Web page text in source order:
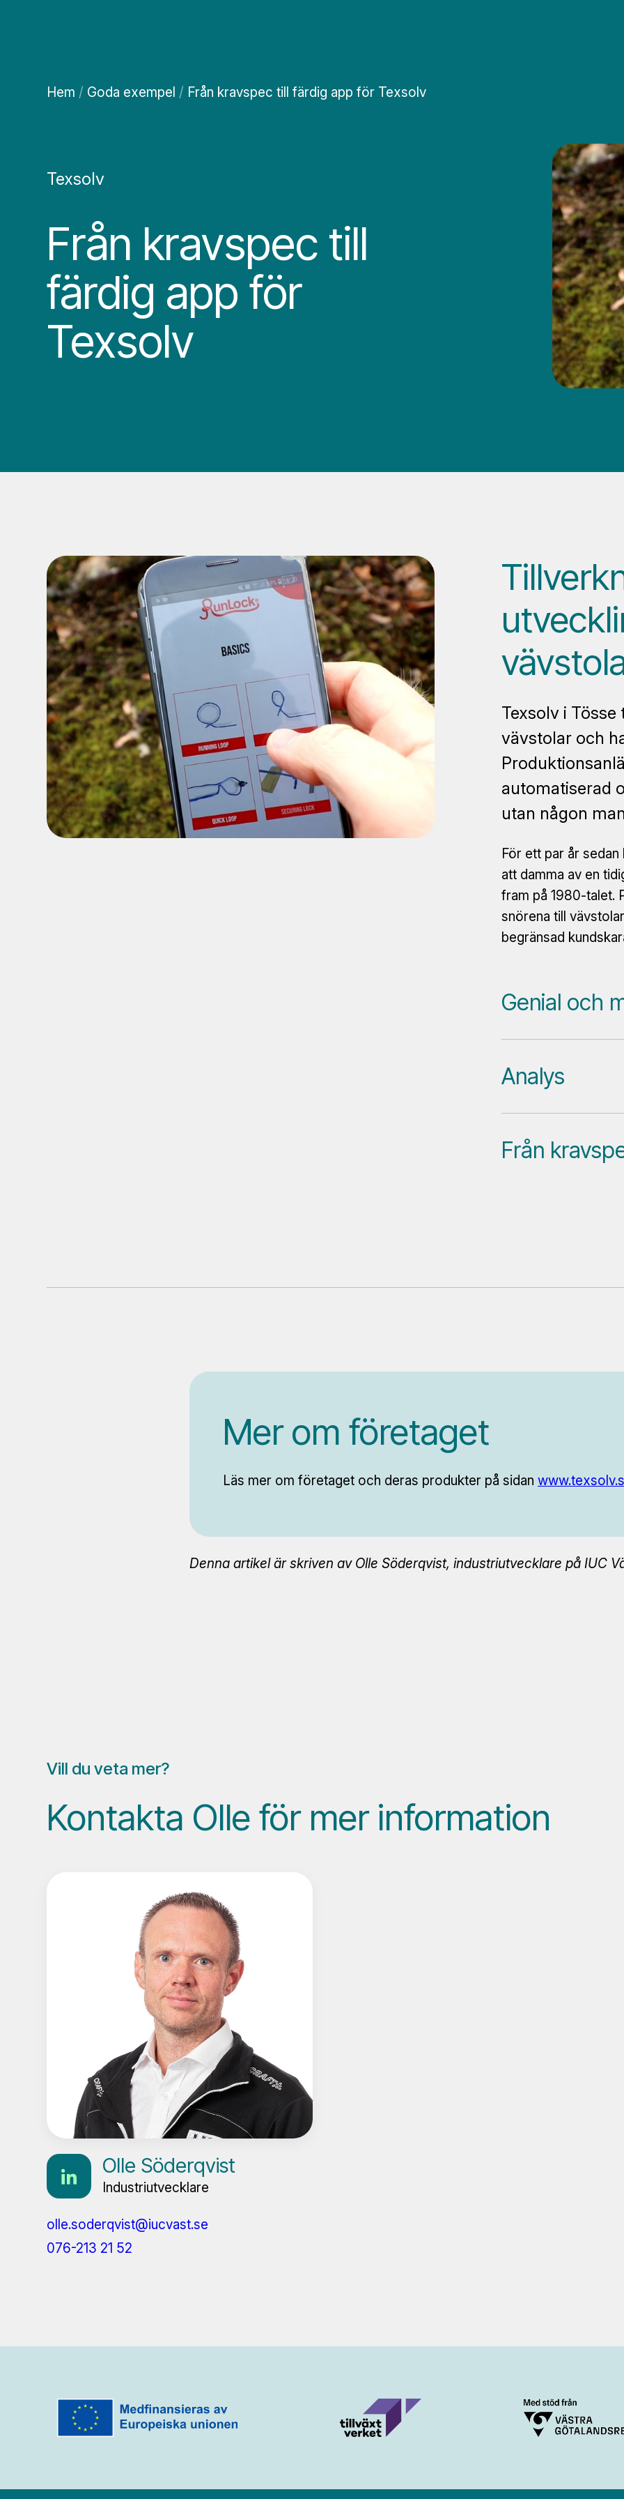
Hem / Goda exempel / Från kravspec till färdig app för Texsolv
Texsolv
Från kravspec till
färdig app för
Texsolv
Texsolv i
vävstolar och
automatiserad
utan någon
För ett par år
att damma av en
fram på 1980-talet.
snörena till
begränsad
Genial och
Analys
Från
Mer om företaget
Läs mer om företaget och deras produkter på sidan
Denna artikel är skriven av Olle Söderqvist, industriutvecklare på IUC
Vill du veta mer?
Kontakta Olle för mer information
Olle Söderqvist
Industriutvecklare
olle.soderqvist@iucvast.se
076-213 21 52